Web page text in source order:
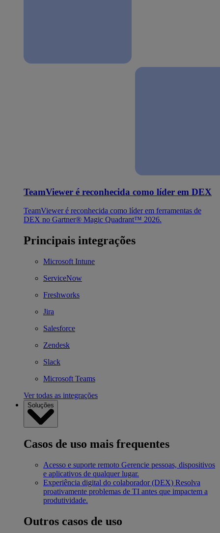
TeamViewer é reconhecida como líder em DEX
TeamViewer é reconhecida como líder em ferramentas de
DEX no Gartner® Magic Quadrant™ 2026.
Principais integrações
Microsoft Intune
ServiceNow
Freshworks
Jira
Salesforce
Zendesk
Slack
Microsoft Teams
Ver todas as integrações
Soluções
Casos de uso mais frequentes
Acesso e suporte remoto Gerencie pessoas, dispositivos
e aplicativos de qualquer lugar.
Experiência digital do colaborador (DEX) Resolva
proativamente problemas de TI antes que impactem a
produtividade.
Outros casos de uso